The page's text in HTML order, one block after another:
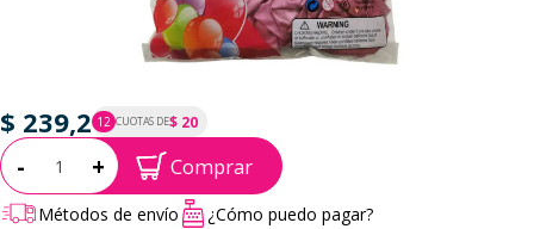
$ 239,2 12 CUOTAS DE$ 20
P.T.F. $ 239
Cantidad:
- + Comprar
Métodos de envío
¿Cómo puedo pagar?